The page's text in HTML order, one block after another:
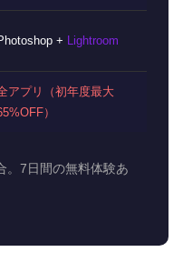
+ Lightroom
アプリ（初年度最大
）
。7日間の無料体験あ